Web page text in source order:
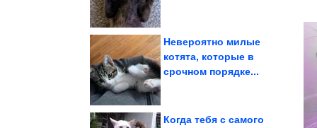
Невероятно милые
котята, которые в
срочном порядке...
Когда тебя с самого